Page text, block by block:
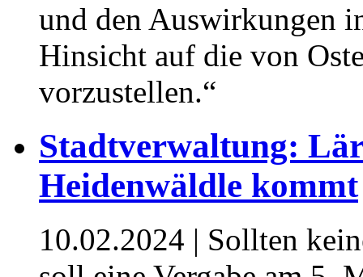
und den Auswirkungen
Hinsicht auf die von
vorzustellen.“
Stadtverwaltung:
Heidenwäldle kommt
10.02.2024 | Sollten